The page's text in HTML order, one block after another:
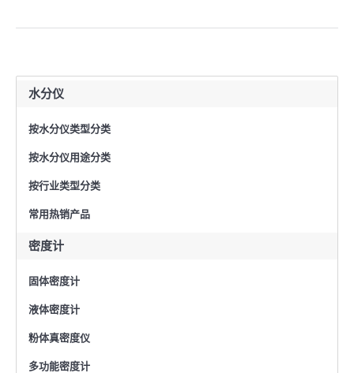
水分仪
按水分仪类型分类
按水分仪用途分类
按行业类型分类
常用热销产品
密度计
固体密度计
液体密度计
粉体真密度仪
多功能密度计